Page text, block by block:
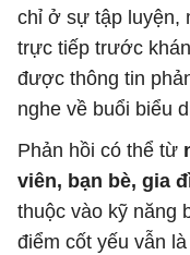
chỉ ở sự tập luyện,
trực tiếp trước
được thông tin
nghe về buổi biểu
Phản hồi có thể từ
viên, bạn bè, gia
thuộc vào kỹ năng
điểm cốt yếu vẫn